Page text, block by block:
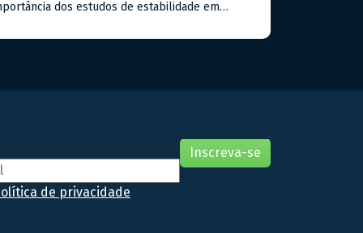
dos estudos de estabilidade em
destes tipos […]
de privacidade